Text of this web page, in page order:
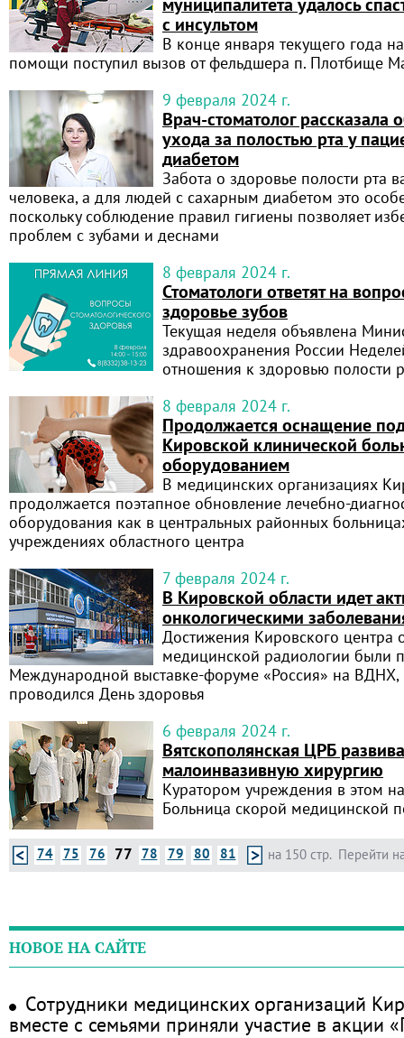
с инсультом
В конце января текущего года
помощи поступил вызов от фельдшера п. Плотбище
9 февраля 2024 г.
Врач-стоматолог рассказала
ухода за полостью рта у
диабетом
Забота о здоровье полости рта
человека, а для людей с сахарным диабетом это
поскольку соблюдение правил гигиены позволяет
проблем с зубами и деснами
8 февраля 2024 г.
Стоматологи ответят на
здоровье зубов
Текущая неделя объявлена
здравоохранения России
отношения к здоровью полости
8 февраля 2024 г.
Продолжается оснащение
Кировской клинической
оборудованием
В медицинских организациях
продолжается поэтапное обновление лечебно-
оборудования как в центральных районных
учреждениях областного центра
7 февраля 2024 г.
В Кировской области идет
онкологическими
Достижения Кировского центра
медицинской радиологии были
Международной выставке-форуме «Россия» на ВДНХ,
проводился День здоровья
6 февраля 2024 г.
Вятскополянская ЦРБ
малоинвазивную хирургию
Куратором учреждения в этом
Больница скорой медицинской
Перейти
74 75 76 77 78 79 80 81 на 150 стр.
НОВОЕ НА САЙТЕ
Сотрудники медицинских организаций
вместе с семьями приняли участие в акции